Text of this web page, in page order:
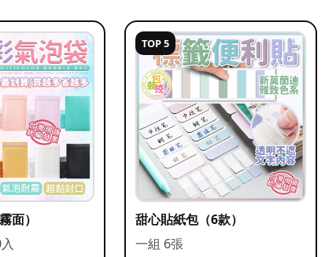
面）
TOP 5
甜心貼紙包（6款）
一組 6張